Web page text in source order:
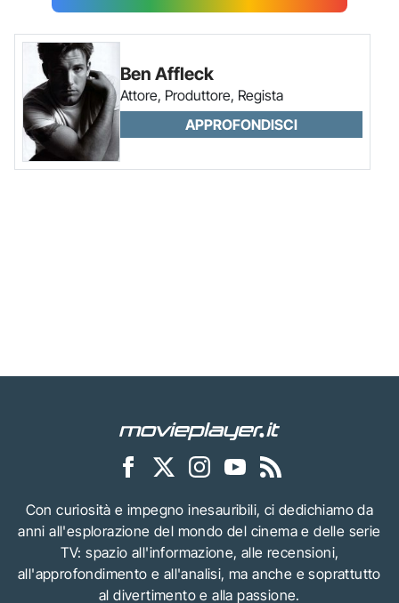
Ben Affleck
Attore, Produttore, Regista
APPROFONDISCI
Con curiosità e impegno inesauribili, ci dedichiamo da
anni all'esplorazione del mondo del cinema e delle serie
TV: spazio all'informazione, alle recensioni,
all'approfondimento e all'analisi, ma anche e soprattutto
al divertimento e alla passione.